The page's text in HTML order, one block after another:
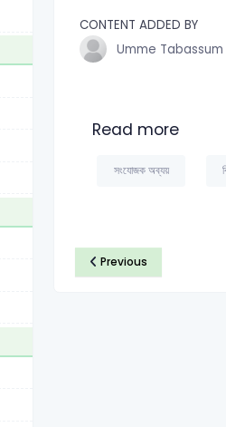
CONTENT ADDED BY
Umme
Read more
সংযোজক অব্যয়
Previous